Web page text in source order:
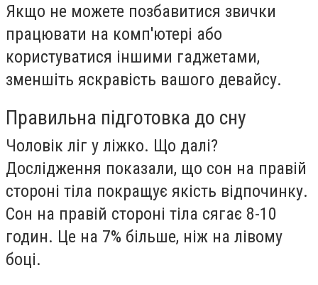
Якщо не можете позбавитися звички
працювати на комп'ютері або
користуватися іншими гаджетами,
зменшіть яскравість вашого девайсу.
Правильна підготовка до сну
Чоловік ліг у ліжко. Що далі?
Дослідження показали, що сон на правій
стороні тіла покращує якість відпочинку.
Сон на правій стороні тіла сягає 8-10
годин. Це на 7% більше, ніж на лівому
боці.